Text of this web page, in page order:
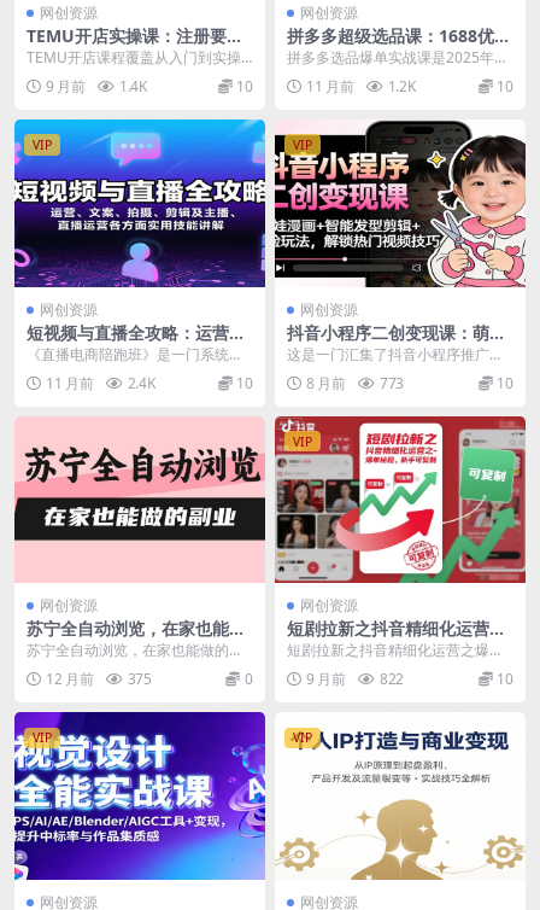
网创资源
TEMU开店实操课：注册要
点、核心经验、上链接、妙手
绑定、发货贴标、预约快递流
程
TEMU开店课程覆盖从入门到实操
全流程，适合零基础创业者快速上
手。从店铺注册注意...
9 月前 1.4K 10
网创资源
拼多多超级选品课：1688优质
货源，多类型选品法，选对品
+技术，轻松盈利
拼多多选品爆单实战课‌是2025年最
新高阶运营课程，涵盖选品策略+货
源管控+利润...
11 月前 1.2K 10
VIP
网创资源
短视频与直播全攻略：运营、
文案、拍摄、剪辑及主播、直
播运营各方面实用技能讲解
《直播电商陪跑班》是一门系统化
直播电商全链路实战课程，涵盖从
账号搭建到流量变现的...
11 月前 2.4K 10
VIP
网创资源
抖音小程序二创变现课：萌娃
漫画+智能发型剪辑+换脸玩
这是一门汇集了抖音小程序推广领
域多种已验证爆款玩法的实战课
程。课程体系直接切入当...
8 月前 773 10
网创资源
苏宁全自动浏览，在家也能做
的副业，无需人工，0风控，
单机日入5张+，直接矩阵开干
【揭秘】
苏宁全自动浏览，在家也能做的副
业，无需人工，0风控，单机日入5
张+，直接矩阵开干...
12 月前 375 0
VIP
网创资源
短剧拉新之抖音精细化运营之
爆单秘籍，新手可复制
短剧拉新之抖音精细化运营之爆单
秘籍，新手可复制 现在短剧推广主
要靠给短剧APP拉...
9 月前 822 10
VIP
网创资源
VIP
网创资源